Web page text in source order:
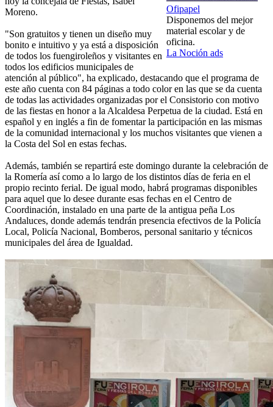
Ofipapel
Disponemos del mejor
material escolar y de
oficina.
La Noción ads
Moreno.
"Son gratuitos y tienen un diseño muy
bonito e intuitivo y ya está a disposición
de todos los fuengiroleños y visitantes en
todos los edificios municipales de
atención al público", ha explicado, destacando que el programa de
este año cuenta con 84 páginas a todo color en las que se da cuenta
de todas las actividades organizadas por el Consistorio con motivo
de las fiestas en honor a la Alcaldesa Perpetua de la ciudad. Está en
español y en inglés a fin de fomentar la participación en las mismas
de la comunidad internacional y los muchos visitantes que vienen a
la Costa del Sol en estas fechas.
Además, también se repartirá este domingo durante la celebración de
la Romería así como a lo largo de los distintos días de feria en el
propio recinto ferial. De igual modo, habrá programas disponibles
para aquel que lo desee durante esas fechas en el Centro de
Coordinación, instalado en una parte de la antigua peña Los
Andaluces, donde además tendrán presencia efectivos de la Policía
Local, Policía Nacional, Bomberos, personal sanitario y técnicos
municipales del área de Igualdad.